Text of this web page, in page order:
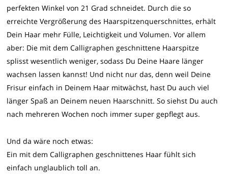
perfekten Winkel von 21 Grad schneidet. Durch die so
erreichte Vergrößerung des Haarspitzenquerschnittes, erhält
Dein Haar mehr Fülle, Leichtigkeit und Volumen. Vor allem
aber: Die mit dem Calligraphen geschnittene Haarspitze
splisst wesentlich weniger, sodass Du Deine Haare länger
wachsen lassen kannst! Und nicht nur das, denn weil Deine
Frisur einfach in Deinem Haar mitwächst, hast Du auch viel
länger Spaß an Deinem neuen Haarschnitt. So siehst Du auch
nach mehreren Wochen noch immer super gepflegt aus.
Und da wäre noch etwas:
Ein mit dem Calligraphen geschnittenes Haar fühlt sich
einfach unglaublich toll an.